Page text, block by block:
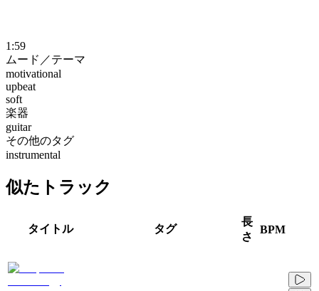
1:59
ムード／テーマ
motivational
upbeat
soft
楽器
guitar
その他のタグ
instrumental
似たトラック
タイトル タグ
長
さ
BPM